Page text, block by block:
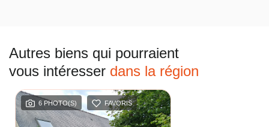
Autres biens qui pourraient
vous intéresser dans la région
6 PHOTO(S) FAVORIS